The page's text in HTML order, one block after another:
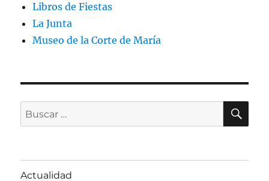
Libros de Fiestas
La Junta
Museo de la Corte de María
Buscar
por:
Actualidad